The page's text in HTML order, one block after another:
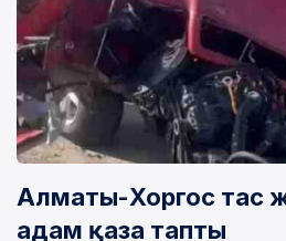
Алматы-Хоргос тас
адам қаза тапты